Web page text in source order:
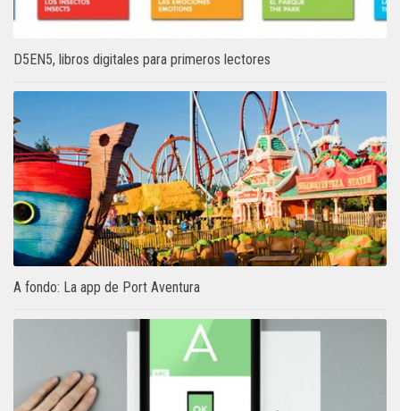
D5EN5, libros digitales para primeros lectores
A fondo: La app de Port Aventura